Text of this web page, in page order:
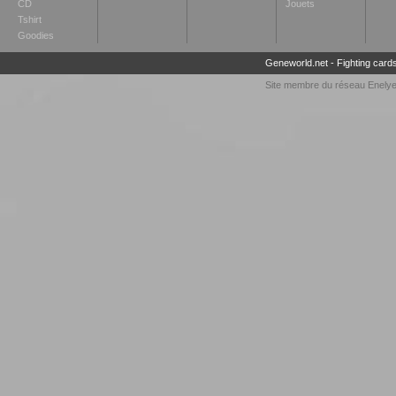
CD
Tshirt
Goodies
Jouets
Geneworld.net- Fighting
Site membre du réseau Enelye